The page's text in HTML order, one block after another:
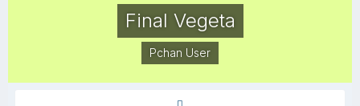
Final Vegeta
Pchan User